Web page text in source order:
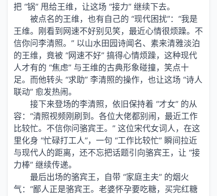
把 “锅” 甩给王维，让这场 “接力” 继续下去。
被点名的王维，也有自己的 “现代困扰”：“我是
王维。刚看到网速不好别见笑，最近心情很烦躁。不
信你问李清照。” 以山水田园诗闻名、素来清雅淡泊
的王维，竟被 “网速不好” 搞得心情烦躁，这种现代
人才有的 “焦虑” 与王维的古典形象碰撞，笑点十
足。而他转头 “求助” 李清照的操作，也让这场 “诗人
联动” 愈发热闹。
接下来登场的李清照，依旧保持着 “才女” 的从
容：“清照视频刚刷到。各位大佬都别闹，最近工作
比较忙。不信你问骆宾王。” 这位宋代女词人，在这
里化身 “忙碌打工人”，一句 “工作比较忙” 瞬间拉近
与现代人的距离，还不忘把话题引向骆宾王，让 “接
力棒” 继续传递。
最后出场的骆宾王，自带 “家庭主夫” 的烟火
气：“鄙人正是骆宾王。老婆怀孕要吃糖，买完红糖